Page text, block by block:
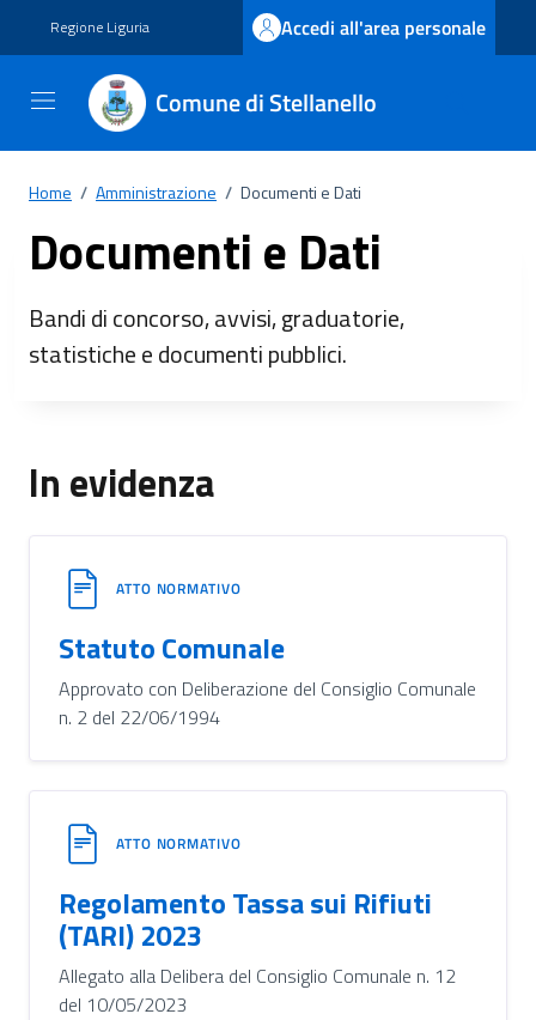
Regione Liguria Accedi all'area personale
Comune di Stellanello
Home / Amministrazione / Documenti e Dati
Documenti e Dati
Bandi di concorso, avvisi, graduatorie,
statistiche e documenti pubblici.
In evidenza
ATTO NORMATIVO
Statuto Comunale
Approvato con Deliberazione del Consiglio Comunale
n. 2 del 22/06/1994
ATTO NORMATIVO
Regolamento Tassa sui Rifiuti
(TARI) 2023
Allegato alla Delibera del Consiglio Comunale n. 12
del 10/05/2023